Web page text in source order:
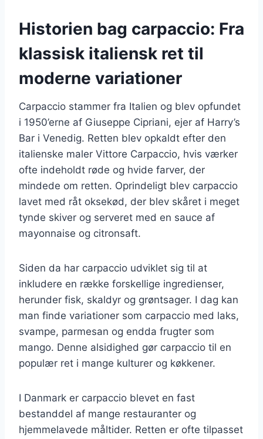
Historien bag carpaccio: Fra
klassisk italiensk ret til
moderne variationer
Carpaccio stammer fra Italien og blev opfundet
i 1950’erne af Giuseppe Cipriani, ejer af Harry’s
Bar i Venedig. Retten blev opkaldt efter den
italienske maler Vittore Carpaccio, hvis værker
ofte indeholdt røde og hvide farver, der
mindede om retten. Oprindeligt blev carpaccio
lavet med råt oksekød, der blev skåret i meget
tynde skiver og serveret med en sauce af
mayonnaise og citronsaft.
Siden da har carpaccio udviklet sig til at
inkludere en række forskellige ingredienser,
herunder fisk, skaldyr og grøntsager. I dag kan
man finde variationer som carpaccio med laks,
svampe, parmesan og endda frugter som
mango. Denne alsidighed gør carpaccio til en
populær ret i mange kulturer og køkkener.
I Danmark er carpaccio blevet en fast
bestanddel af mange restauranter og
hjemmelavede måltider. Retten er ofte tilpasset